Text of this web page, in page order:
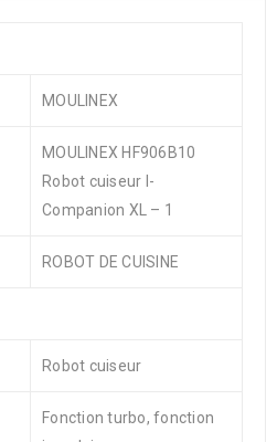
MOULINEX
MOULINEX HF906B10
Robot cuiseur I-
Companion XL – 1
ROBOT DE CUISINE
Robot cuiseur
Fonction turbo, fonction